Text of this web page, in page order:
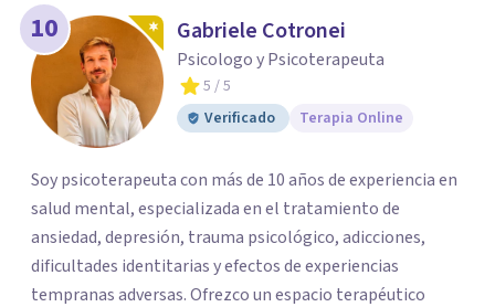
10 Gabriele Cotronei
Psicologo y Psicoterapeuta
5 / 5
Verificado
Terapia Online
Soy psicoterapeuta con más de 10 años de experiencia en
salud mental, especializada en el tratamiento de
ansiedad, depresión, trauma psicológico, adicciones,
dificultades identitarias y efectos de experiencias
tempranas adversas. Ofrezco un espacio terapéutico